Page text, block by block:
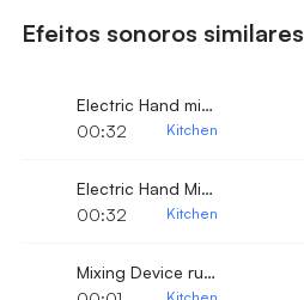
Efeitos sonoros similares
Electric Hand mixer turned on and mixing
00:32
Kitchen
Electric Hand Mixer turned on 2
00:32
Kitchen
Mixing Device running